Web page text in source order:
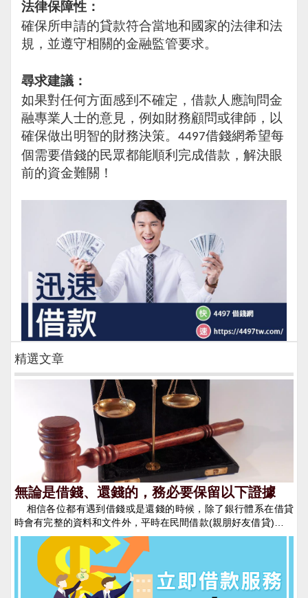
法律保障性：
確保所申請的貸款符合當地和國家的法律和法
規，並遵守相關的金融監管要求。
尋求建議：
如果對任何方面感到不確定，借款人應詢問金
融專業人士的意見，例如財務顧問或律師，以
確保做出明智的財務決策。 4497借錢網希望每
個需要借錢的民眾都能順利完成借款，解決眼
前的資金難關！
精選文章
無論是借錢、還錢的，務必要保留以下證據
相信各位都有遇到借錢或是還錢的時候，除了銀行體系在借貸
時會有完整的資料和文件外，平時在民間借款(親朋好友借貸)的時
候總是會省略掉這些步驟，導致最後無法維護自身的權益，導致明
明是您的錢卻收不回來。 一、 借據、本票、合約等書面資
料 借據、本票、借款/還款合約、擔保品證明等都是最基本在借錢
時需要準備的資料，當沒有這些基本資料遇到賴帳不還錢的人時，
你無法到法院提起強制執行，甚至無法證明他人有與你借錢的事